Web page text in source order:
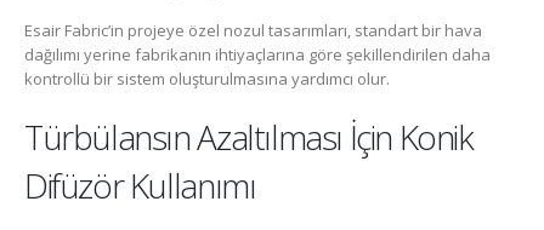
Esair Fabric’in projeye özel nozul tasarımları, standart bir hava
dağılımı yerine fabrikanın ihtiyaçlarına göre şekillendirilen daha
kontrollü bir sistem oluşturulmasına yardımcı olur.
Türbülansın Azaltılması İçin Konik
Difüzör Kullanımı